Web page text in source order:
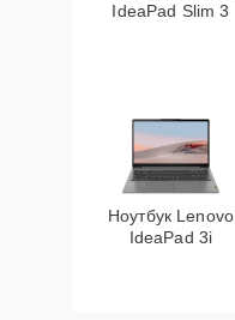
IdeaPad Slim 3
Ноутбук Lenovo
IdeaPad 3i